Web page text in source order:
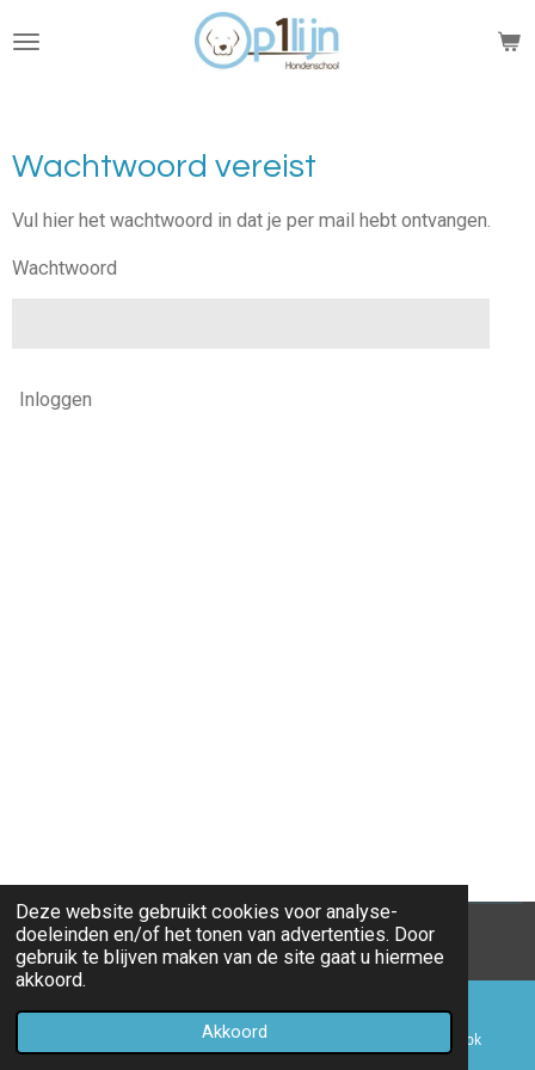
Deze website gebruikt cookies voor analyse-
doeleinden en/of het tonen van advertenties. Door
gebruik te blijven maken van de site gaat u hiermee
akkoord.
Akkoord
direct
Wachtwoord vereist
Vul hier het wachtwoord in dat je per mail hebt ontvangen.
Wachtwoord
Inloggen
© 2017 - 2026 op1lijn.nu
Telefoonnummer Facebook